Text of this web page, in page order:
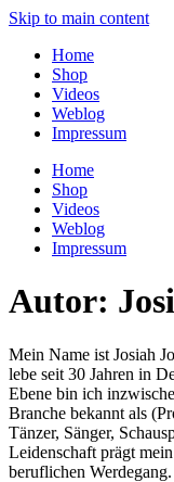
Skip to main content
Home
Shop
Videos
Weblog
Impressum
Home
Shop
Videos
Weblog
Impressum
Autor:
Mein Name ist Josiah
lebe seit 30 Jahren in
Ebene bin ich
Branche bekannt als
Tänzer, Sänger,
Leidenschaft prägt
beruflichen Werdegang.